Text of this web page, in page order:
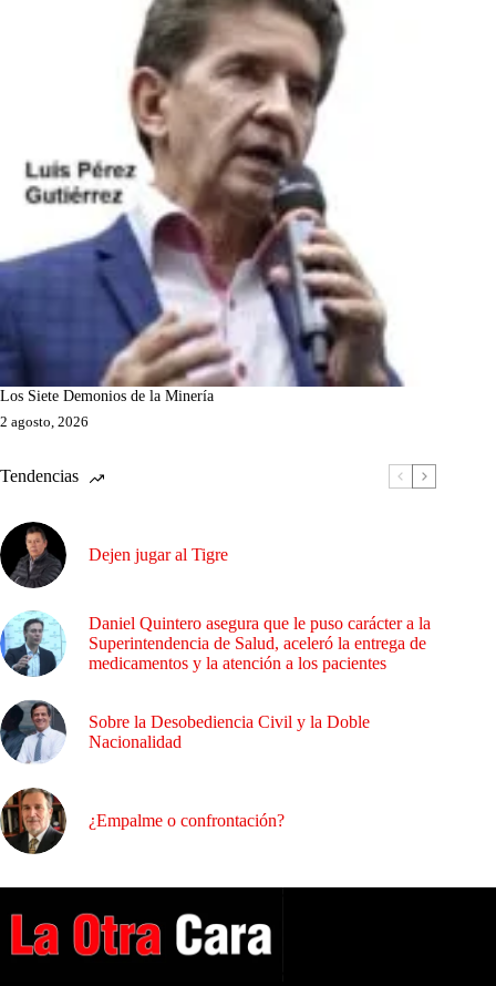
Los Siete Demonios de la Minería
2 agosto, 2026
Tendencias
Dejen jugar al Tigre
Daniel Quintero asegura que le puso carácter a la
Superintendencia de Salud, aceleró la entrega de
medicamentos y la atención a los pacientes
Sobre la Desobediencia Civil y la Doble
Nacionalidad
¿Empalme o confrontación?